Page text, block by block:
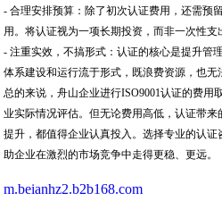
- 合理安排预算：除了初次认证费用，还需预
用。将认证视为一项长期投资，而非一次性支
- 注重实效，不搞形式：认证的核心是提升管
体系建设和运行流于形式，既浪费资源，也无
总的来说，舟山企业进行ISO9001认证的费用
业实际情况评估。但无论费用高低，认证带
提升，都值得企业认真投入。选择专业的认
助企业在激烈的市场竞争中走得更稳、更远。
m.beianhz2.b2b168.com